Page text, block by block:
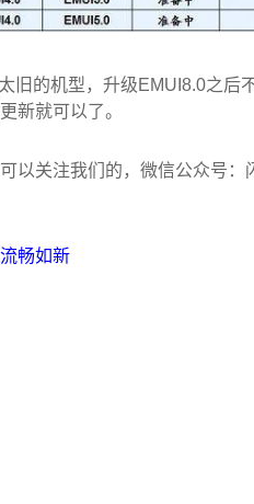
旧的机型，升级EMUI8.0之后
新就可以了。
以关注我们的，微信公众号：
畅如新